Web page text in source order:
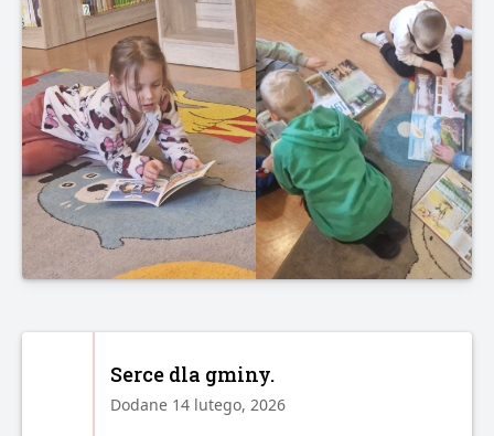
Serce dla gminy.
Dodane 14 lutego, 2026